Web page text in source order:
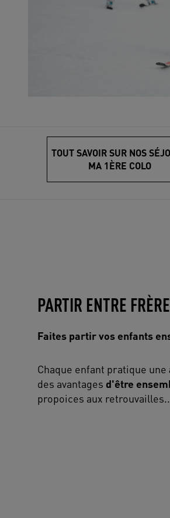
TOUT SAVOIR SUR NOS
MA 1ÈRE COLO
PARTIR ENTRE
Faites partir vos enfants
Chaque enfant pratique une
des avantages d'être
propoices aux retrouvailles...